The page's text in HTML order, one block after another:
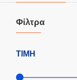
Φίλτρα
ΤΙΜΉ